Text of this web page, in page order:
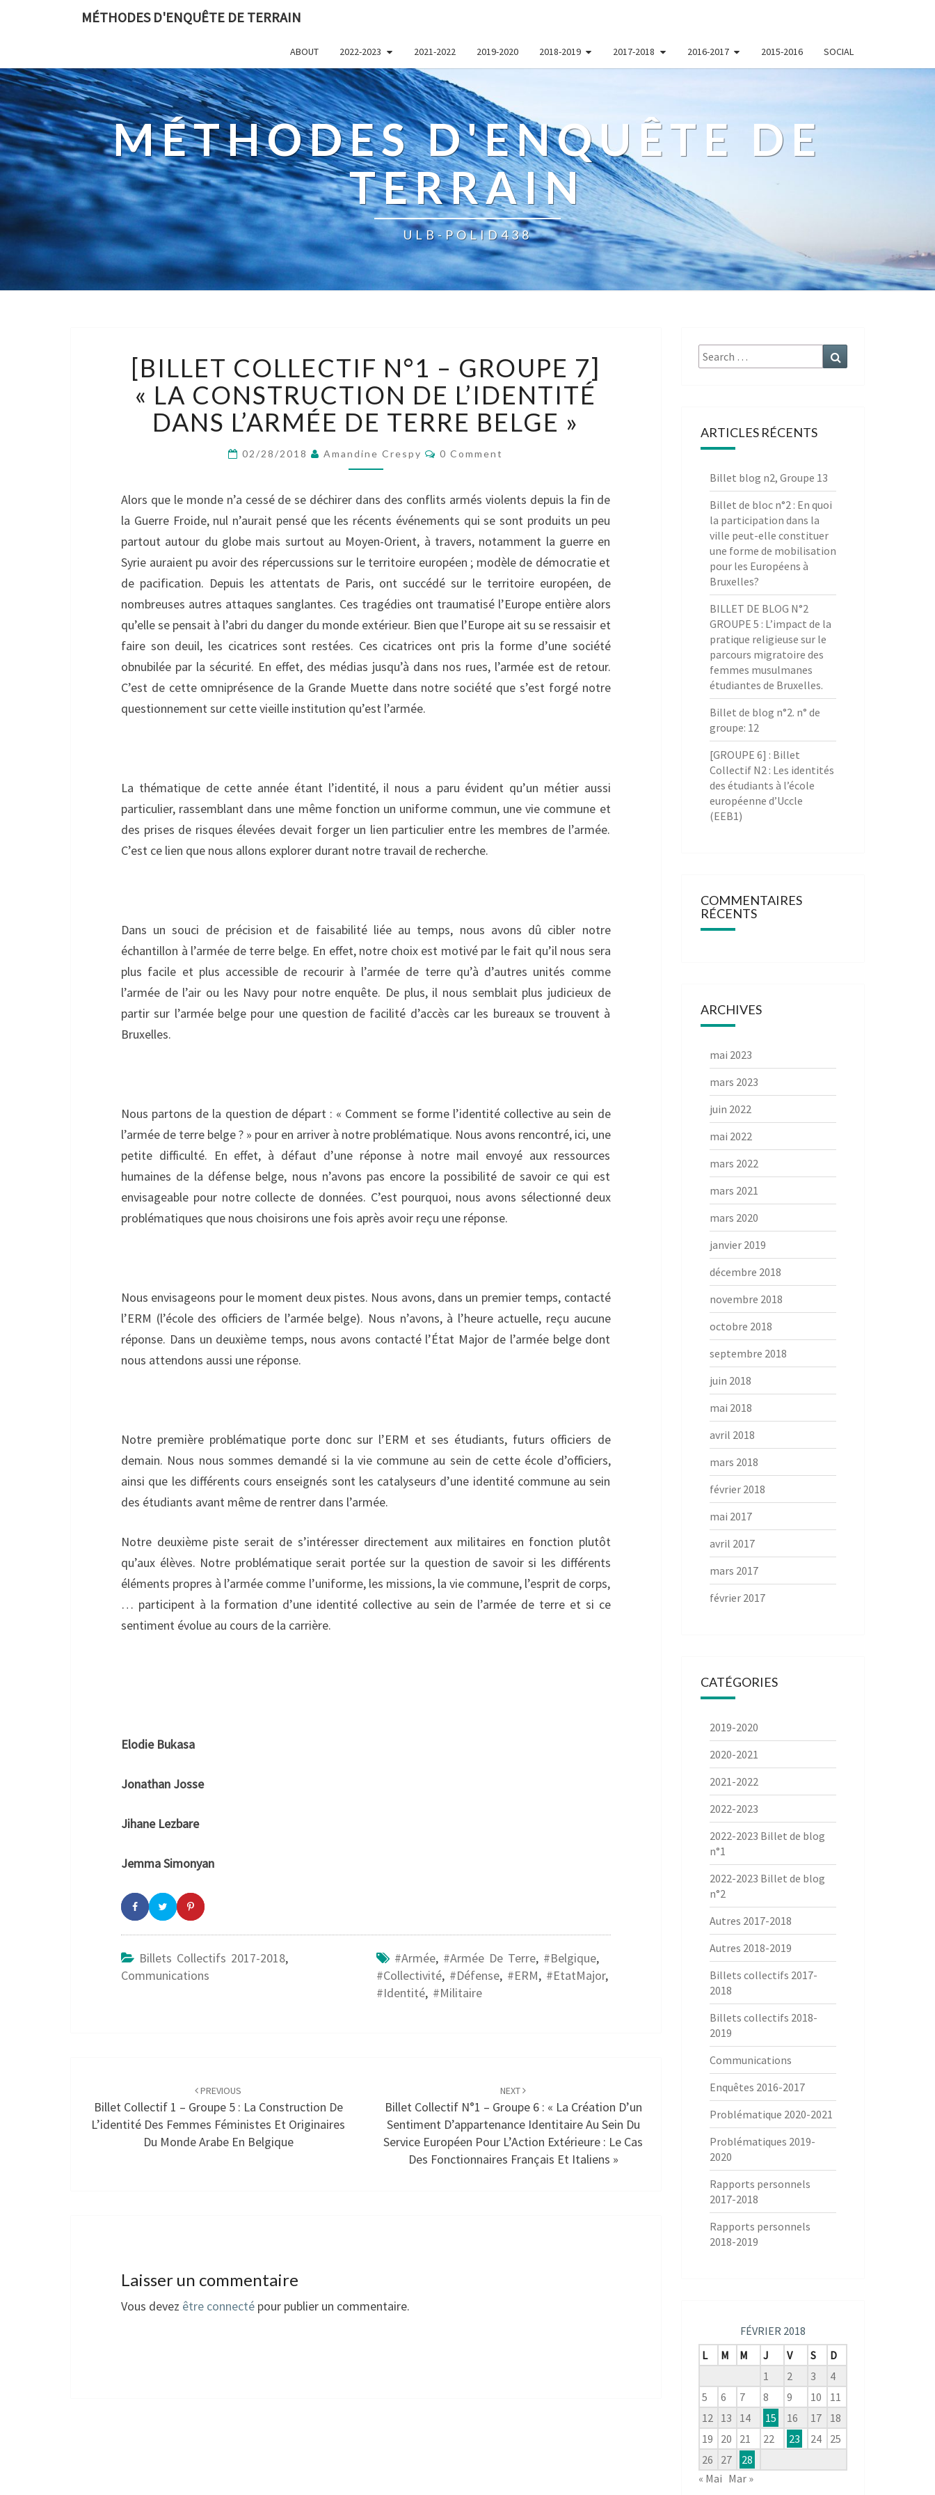
MÉTHODES D'ENQUÊTE DE TERRAIN
ABOUT 2022-2023 2021-2022 2019-2020 2018-2019 2017-2018 2016-2017 2015-2016 SOCIAL
MÉTHODES D'ENQUÊTE DE
TERRAIN
ULB-POLID438
COLLECTIF
N°1
–
GROUPE
7]
« LA
CONSTRUCTION
L’IDENTITÉ
DANS
L’ARMÉE
DE
BELGE »
[BILLET COLLECTIF N°1 – GROUPE 7]
« LA CONSTRUCTION DE L’IDENTITÉ
DANS L’ARMÉE DE TERRE BELGE »
02/28/2018 Amandine Crespy Comments
0 Comment
Alors que le monde n’a cessé de se déchirer dans des conflits armés violents depuis la fin de
la Guerre Froide, nul n’aurait pensé que les récents événements qui se sont produits un peu
partout autour du globe mais surtout au Moyen-Orient, à travers, notamment la guerre en
Syrie auraient pu avoir des répercussions sur le territoire européen ; modèle de démocratie et
de pacification. Depuis les attentats de Paris, ont succédé sur le territoire européen, de
nombreuses autres attaques sanglantes. Ces tragédies ont traumatisé l’Europe entière alors
qu’elle se pensait à l’abri du danger du monde extérieur. Bien que l’Europe ait su se ressaisir et
faire son deuil, les cicatrices sont restées. Ces cicatrices ont pris la forme d’une société
obnubilée par la sécurité. En effet, des médias jusqu’à dans nos rues, l’armée est de retour.
C’est de cette omniprésence de la Grande Muette dans notre société que s’est forgé notre
questionnement sur cette vieille institution qu’est l’armée.
La thématique de cette année étant l’identité, il nous a paru évident qu’un métier aussi
particulier, rassemblant dans une même fonction un uniforme commun, une vie commune et
des prises de risques élevées devait forger un lien particulier entre les membres de l’armée.
C’est ce lien que nous allons explorer durant notre travail de recherche.
Dans un souci de précision et de faisabilité liée au temps, nous avons dû cibler notre
échantillon à l’armée de terre belge. En effet, notre choix est motivé par le fait qu’il nous sera
plus facile et plus accessible de recourir à l’armée de terre qu’à d’autres unités comme
l’armée de l’air ou les Navy pour notre enquête. De plus, il nous semblait plus judicieux de
partir sur l’armée belge pour une question de facilité d’accès car les bureaux se trouvent à
Bruxelles.
Nous partons de la question de départ : « Comment se forme l’identité collective au sein de
l’armée de terre belge ? » pour en arriver à notre problématique. Nous avons rencontré, ici, une
petite difficulté. En effet, à défaut d’une réponse à notre mail envoyé aux ressources
humaines de la défense belge, nous n’avons pas encore la possibilité de savoir ce qui est
envisageable pour notre collecte de données. C’est pourquoi, nous avons sélectionné deux
problématiques que nous choisirons une fois après avoir reçu une réponse.
Nous envisageons pour le moment deux pistes. Nous avons, dans un premier temps, contacté
l’ERM (l’école des officiers de l’armée belge). Nous n’avons, à l’heure actuelle, reçu aucune
réponse. Dans un deuxième temps, nous avons contacté l’État Major de l’armée belge dont
nous attendons aussi une réponse.
Notre première problématique porte donc sur l’ERM et ses étudiants, futurs officiers de
demain. Nous nous sommes demandé si la vie commune au sein de cette école d’officiers,
ainsi que les différents cours enseignés sont les catalyseurs d’une identité commune au sein
des étudiants avant même de rentrer dans l’armée.
Notre deuxième piste serait de s’intéresser directement aux militaires en fonction plutôt
qu’aux élèves. Notre problématique serait portée sur la question de savoir si les différents
éléments propres à l’armée comme l’uniforme, les missions, la vie commune, l’esprit de corps,
… participent à la formation d’une identité collective au sein de l’armée de terre et si ce
sentiment évolue au cours de la carrière.
Elodie Bukasa
Jonathan Josse
Jihane Lezbare
Jemma Simonyan
Billets Collectifs 2017-2018,
Communications
#armée, #armée De Terre, #Belgique,
#collectivité, #défense, #ERM, #EtatMajor,
#identité, #militaire
PREVIOUS
Billet Collectif 1 – Groupe 5 : La Construction De
L’identité Des Femmes Féministes Et Originaires
Du Monde Arabe En Belgique
NEXT
Billet Collectif N°1 – Groupe 6 : « La Création D’un
Sentiment D’appartenance Identitaire Au Sein Du
Service Européen Pour L’Action Extérieure : Le Cas
Des Fonctionnaires Français Et Italiens »
Laisser un commentaire
Vous devez être connecté pour publier un commentaire.
Search
for:
ARTICLES RÉCENTS
Billet blog n2, Groupe 13
Billet de bloc n°2 : En quoi
la participation dans la
ville peut-elle constituer
une forme de mobilisation
pour les Européens à
Bruxelles?
BILLET DE BLOG N°2
GROUPE 5 : L’impact de la
pratique religieuse sur le
parcours migratoire des
femmes musulmanes
étudiantes de Bruxelles.
Billet de blog n°2. n° de
groupe: 12
[GROUPE 6] : Billet
Collectif N2 : Les identités
des étudiants à l’école
européenne d’Uccle
(EEB1)
COMMENTAIRES
RÉCENTS
ARCHIVES
mai 2023
mars 2023
juin 2022
mai 2022
mars 2022
mars 2021
mars 2020
janvier 2019
décembre 2018
novembre 2018
octobre 2018
septembre 2018
juin 2018
mai 2018
avril 2018
mars 2018
février 2018
mai 2017
avril 2017
mars 2017
février 2017
CATÉGORIES
2019-2020
2020-2021
2021-2022
2022-2023
2022-2023 Billet de blog
n°1
2022-2023 Billet de blog
n°2
Autres 2017-2018
Autres 2018-2019
Billets collectifs 2017-
2018
Billets collectifs 2018-
2019
Communications
Enquêtes 2016-2017
Problématique 2020-2021
Problématiques 2019-
2020
Rapports personnels
2017-2018
Rapports personnels
2018-2019
FÉVRIER 2018
L
M M J V S
D
1
2 3
4
5
6 7 8 9 10
11
12
13 14 15 16 17
18
19
20 21 22 23 24
25
26
27
28
« Mai Mar »